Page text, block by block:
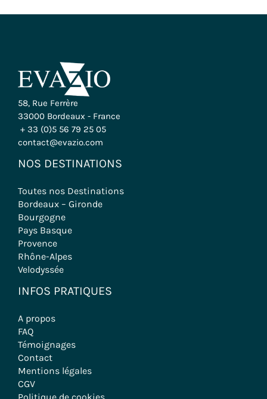
58, Rue Ferrère
33000 Bordeaux - France
+ 33 (0)5 56 79 25 05
contact@evazio.com
NOS DESTINATIONS
Toutes nos Destinations
Bordeaux – Gironde
Bourgogne
Pays Basque
Provence
Rhône-Alpes
Velodyssée
INFOS PRATIQUES
A propos
FAQ
Témoignages
Contact
Mentions légales
CGV